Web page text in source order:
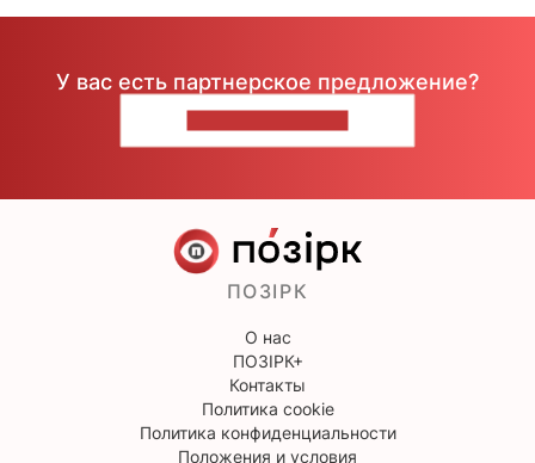
У вас есть партнерское предложение?
ПОЗІРК
О нас
ПОЗІРК+
Контакты
Политика cookie
Политика конфиденциальности
Положения и условия